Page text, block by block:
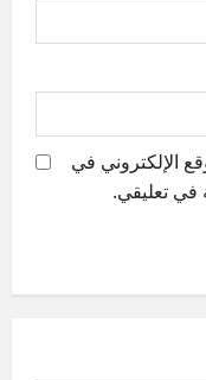
الإلكتروني في
في تعليقي.